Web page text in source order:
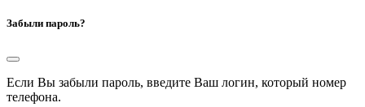
Забыли пароль?
Если Вы забыли пароль, введите Ваш логин, который номер
телефона.